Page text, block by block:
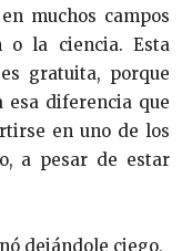
muchos campos
o la ciencia. Esta
gratuita, porque
esa diferencia que
en uno de los
a pesar de estar